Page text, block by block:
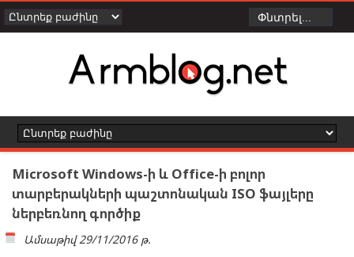
Microsoft Windows-ի և Office-ի բոլոր
տարբերակների պաշտոնական ISO ֆայլերը
ներբեռնող գործիք
Ամսաթիվ 29/11/2016 թ.